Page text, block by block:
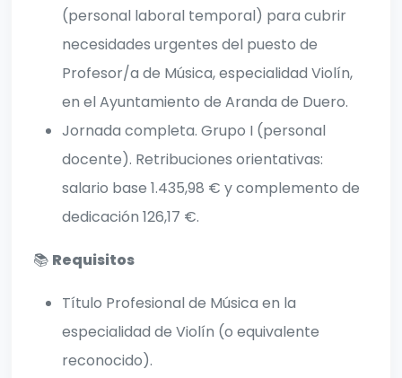
(personal laboral temporal) para cubrir
necesidades urgentes del puesto de
Profesor/a de Música, especialidad Violín,
en el Ayuntamiento de Aranda de Duero.
Jornada completa. Grupo I (personal
docente). Retribuciones orientativas:
salario base 1.435,98 € y complemento de
dedicación 126,17 €.
📚 Requisitos
Título Profesional de Música en la
especialidad de Violín (o equivalente
reconocido).